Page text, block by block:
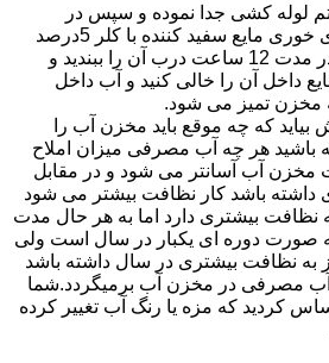
لوله کشی جدا نموده و سپس در
100لیتر آب یک قاشق چای خوری مایع سفید کننده با کلر 5درصد
داخل مخزن آب بریزید و در مدت 12 ساعت درب آن را ببندید و
داخل آن را خالی کنید و آب داخل
مخزن تمیز می شود.
بیاید که چه موقع باید مخزن آب را
باشید هر چه آب مصرفی میزان املاح
مخزن آب آسانتر می شود و در مقابل
داشته باشد کار نظافت بیشتر می شود
نظافت بیشتری دارد اما به هر حال مدت
صورت دوره ای یکبار در سال است ولی
نظافت بیشتری در سال داشته باشد
مصرفی در مخزن آب برمیگردد.شما
کردید که مزه یا رنگ آب تغییر کرده